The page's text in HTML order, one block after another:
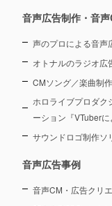
音声広告制作・音
声のプロによる音声
オトナルのラジオ広
CMソング／楽曲制
ホロライブプロダク
ーション 『VTuber
サウンドロゴ制作ソ
音声広告事例
音声CM・広告クリ